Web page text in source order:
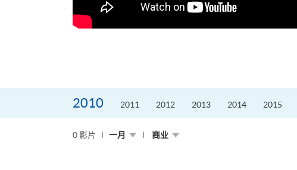
2010 2011 2012 2013 2014 2015
0 影片 一月 商业